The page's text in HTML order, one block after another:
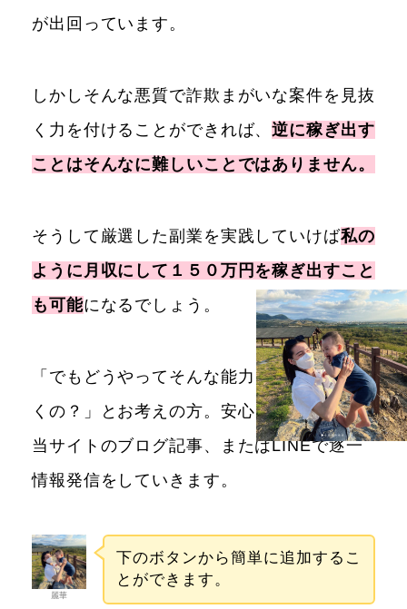
が出回っています。
しかしそんな悪質で詐欺まがいな案件を見抜
く力を付けることができれば、逆に稼ぎ出す
ことはそんなに難しいことではありません。
そうして厳選した副業を実践していけば私の
ように月収にして１５０万円を稼ぎ出すこと
も可能になるでしょう。
「でもどうやってそんな能力を身に着けてい
くの？」とお考えの方。安心してください。
当サイトのブログ記事、またはLINEで逐一
情報発信をしていきます。
麗華
下のボタンから簡単に追加するこ
とができます。